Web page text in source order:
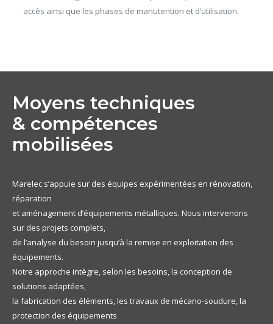
accès ainsi que les phases de manutention et d’utilisation.
Moyens techniques
& compétences
mobilisées
Marelec s’appuie sur des équipes expérimentées en rénovation,
réparation
et aménagement d’équipements métalliques. Nous intervenons
sur des projets complets,
de l’analyse du besoin jusqu’à la remise en exploitation des
équipements.
Notre approche intègre, selon les besoins, la conception de
solutions adaptées,
la fabrication des éléments, les travaux de mécano-soudure, la
protection des équipements